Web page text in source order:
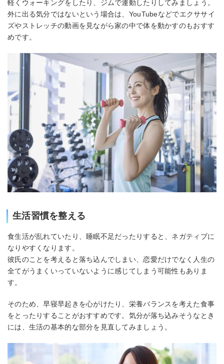
軽くウォーキングをしたり、ジムで運動したりしてみましょう。
外に出る気分ではないという場合は、YouTubeなどでエクササイ
ズやストレッチの動画を見ながら家の中で体を動かすのもおすす
めです。
生活習慣を整える
食生活が乱れていたり、睡眠不足だったりすると、ネガティブに
なりやすくなります。
彼氏のことを考えると落ち込んでしまい、恋愛だけでなく人生の
全てがうまくいっていないように感じてしまう可能性もありま
す。
そのため、早寝早起きを心がけたり、栄養バランスを考えた食事
をとったりすることがおすすめです。気分が落ち込みそうなとき
には、生活の基本的な部分を見直してみましょう。